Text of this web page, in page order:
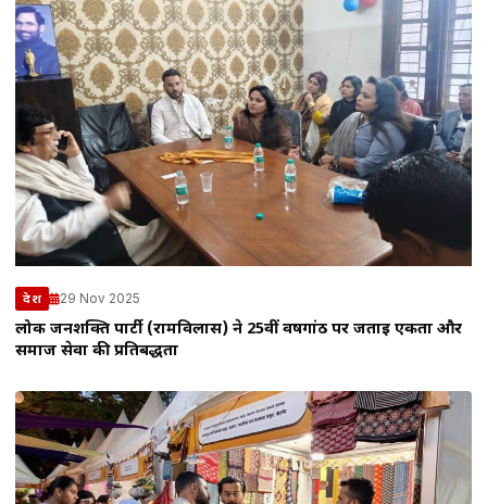
देश 29 Nov 2025
लोक जनशक्ति पार्टी (रामविलास) ने 25वीं वर्षगांठ पर जताई एकता और
समाज सेवा की प्रतिबद्धता